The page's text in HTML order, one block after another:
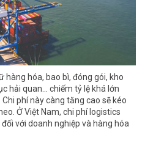
hàng hóa, bao bì, đóng gói, kho
hải quan... chiếm tỷ lệ khá lớn
phí này càng tăng cao sẽ kéo
Ở Việt Nam, chi phí logistics
với doanh nghiệp và hàng hóa